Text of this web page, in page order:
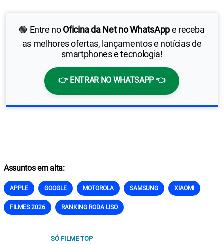
🟢 Entre noOficina da Net no WhatsAppe receba
as melhores ofertas, lançamentos e notícias de
smartphones e tecnologia!
👉 ENTRAR NO WHATSAPP 👈
Assuntos em alta:
APPLE GOOGLE MOTOROLA SAMSUNG XIAOMI
FILMES 2026 RANKING RODA LISO
SÓ FILME TOP